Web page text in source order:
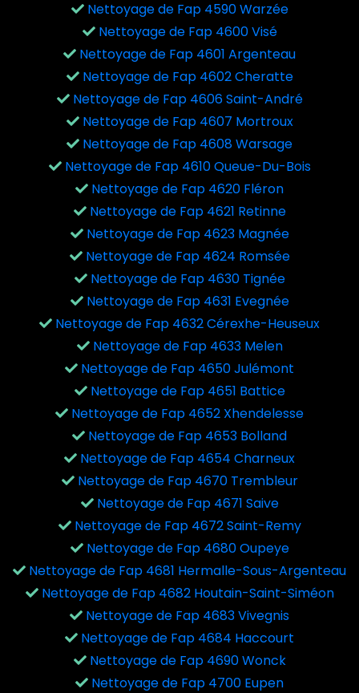
Nettoyage de Fap 4590 Warzée
Nettoyage de Fap 4600 Visé
Nettoyage de Fap 4601 Argenteau
Nettoyage de Fap 4602 Cheratte
Nettoyage de Fap 4606 Saint-André
Nettoyage de Fap 4607 Mortroux
Nettoyage de Fap 4608 Warsage
Nettoyage de Fap 4610 Queue-Du-Bois
Nettoyage de Fap 4620 Fléron
Nettoyage de Fap 4621 Retinne
Nettoyage de Fap 4623 Magnée
Nettoyage de Fap 4624 Romsée
Nettoyage de Fap 4630 Tignée
Nettoyage de Fap 4631 Evegnée
Nettoyage de Fap 4632 Cérexhe-Heuseux
Nettoyage de Fap 4633 Melen
Nettoyage de Fap 4650 Julémont
Nettoyage de Fap 4651 Battice
Nettoyage de Fap 4652 Xhendelesse
Nettoyage de Fap 4653 Bolland
Nettoyage de Fap 4654 Charneux
Nettoyage de Fap 4670 Trembleur
Nettoyage de Fap 4671 Saive
Nettoyage de Fap 4672 Saint-Remy
Nettoyage de Fap 4680 Oupeye
Nettoyage de Fap 4681 Hermalle-Sous-Argenteau
Nettoyage de Fap 4682 Houtain-Saint-Siméon
Nettoyage de Fap 4683 Vivegnis
Nettoyage de Fap 4684 Haccourt
Nettoyage de Fap 4690 Wonck
Nettoyage de Fap 4700 Eupen